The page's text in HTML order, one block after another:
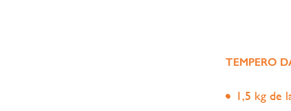
TEMPERO
1,5 kg de